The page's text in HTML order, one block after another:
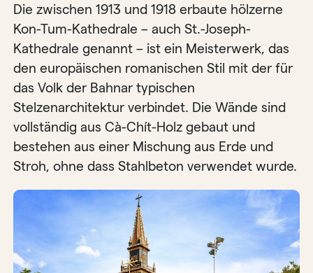
Die zwischen 1913 und 1918 erbaute hölzerne
Kon-Tum-Kathedrale – auch St.-Joseph-
Kathedrale genannt – ist ein Meisterwerk, das
den europäischen romanischen Stil mit der für
das Volk der Bahnar typischen
Stelzenarchitektur verbindet. Die Wände sind
vollständig aus Cà-Chít-Holz gebaut und
bestehen aus einer Mischung aus Erde und
Stroh, ohne dass Stahlbeton verwendet wurde.